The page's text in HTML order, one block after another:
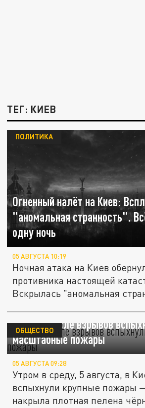
ТЕГ: КИЕВ
Огненный налёт на Киев:
"аномальная странность".
одну ночь
ПОЛИТИКА
05 АВГУСТА 10:19
Ночная атака на Киев
противника настоящей
Вскрылась "аномальная
В Киеве после взрывов
масштабные пожары
ОБЩЕСТВО
05 АВГУСТА 09:28
Утром в среду, 5 августа, в
вспыхнули крупные пожары
накрыла плотная пелена